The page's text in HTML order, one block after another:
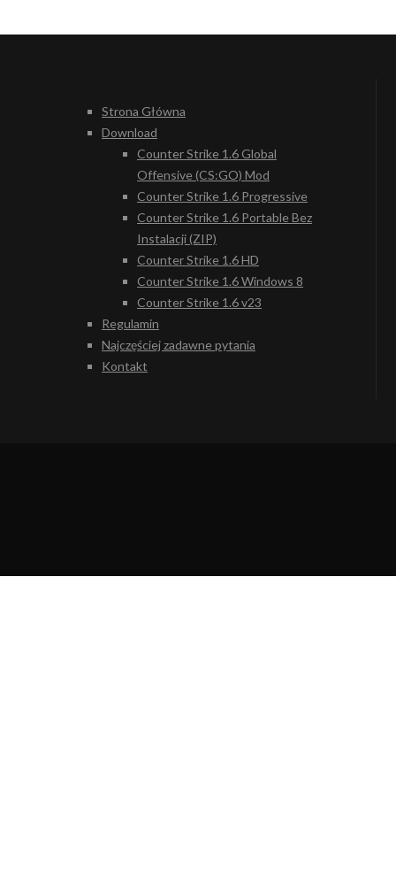
Strona Główna
Download
Counter Strike 1.6 Global
Offensive (CS:GO) Mod
Counter Strike 1.6 Progressive
Counter Strike 1.6 Portable Bez
Instalacji (ZIP)
Counter Strike 1.6 HD
Counter Strike 1.6 Windows 8
Counter Strike 1.6 v23
Regulamin
Najczęściej zadawne pytania
Kontakt